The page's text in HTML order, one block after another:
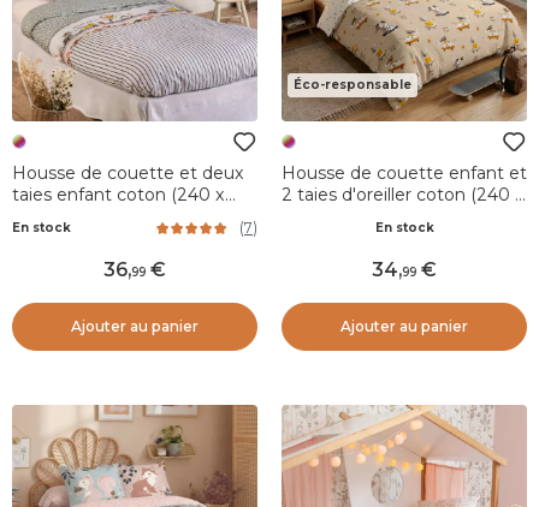
Housse de couette et deux
taies enfant coton (240 x
Multicolore
En stock (7)
36,99
Ajouter au panier
Éco-responsable
Housse de couette enfant et
2 taies d'oreiller coton (240 x
En stock
34,99
Ajouter au panier